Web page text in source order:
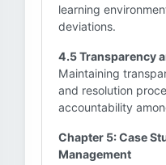
learning
deviations.
4.5 Transparency
Maintaining
and resolution
accountability
Chapter 5: Case
Management